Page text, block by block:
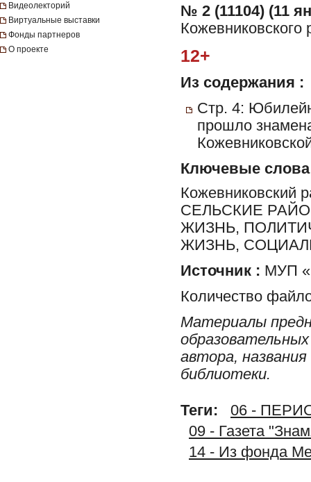
Видеолекторий
Виртуальные выставки
Фонды партнеров
О проекте
№ 2 (11104) (11
12+
Из содержания :
Стр. 4:
прошло
Ключевые слова
Кожевниковский
СЕЛЬСКИЕ
ЖИЗНЬ,
ЖИЗНЬ,
Источник : МУП
Количество
Материалы
автора,
библиотеки.
Теги:
06 -
09 - Газета
14 - Из фонда